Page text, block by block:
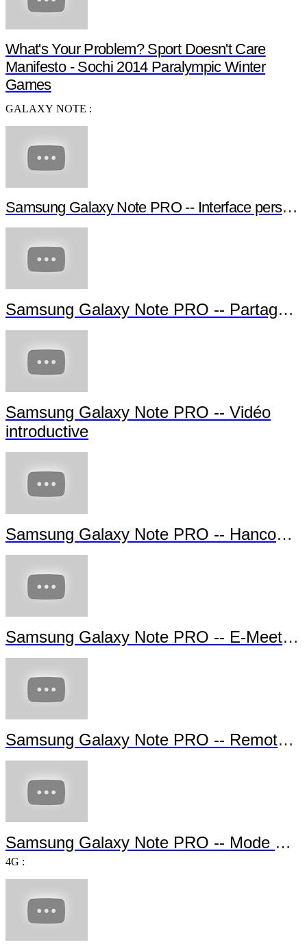
What's Your Problem? Sport Doesn't Care
Manifesto - Sochi 2014 Paralympic Winter
Games
GALAXY NOTE :
Samsung Galaxy Note PRO -- Interface
Samsung Galaxy Note PRO -- Partage
Samsung Galaxy Note PRO -- Vidéo
introductive
Samsung Galaxy Note PRO -- Hancom
Samsung Galaxy Note PRO -- E-Meeting
Samsung Galaxy Note PRO -- Remote
Samsung Galaxy Note PRO -- Mode
4G :